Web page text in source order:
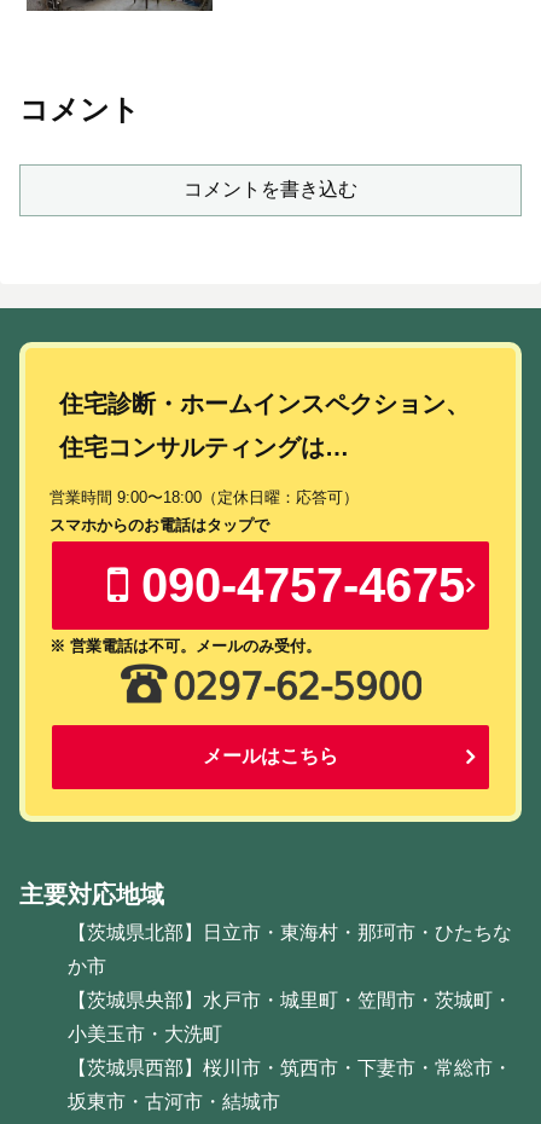
コメント
コメントを書き込む
住宅診断・ホームインスペクション、
住宅コンサルティングは…
営業時間 9:00〜18:00（定休日曜：応答可）
スマホからのお電話はタップで
090-4757-4675
※ 営業電話は不可。メールのみ受付。
メールはこちら
主要対応地域
【茨城県北部】日立市・東海村・那珂市・ひたちな
か市
【茨城県央部】水戸市・城里町・笠間市・茨城町・
小美玉市・大洗町
【茨城県西部】桜川市・筑西市・下妻市・常総市・
坂東市・古河市・結城市